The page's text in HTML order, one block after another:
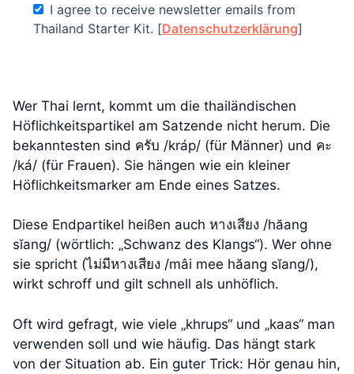
I agree to receive newsletter emails from
Thailand Starter Kit. [Datenschutzerklärung]
Wer Thai lernt, kommt um die thailändischen
Höflichkeitspartikel am Satzende nicht herum. Die
bekanntesten sind ครับ /kráp/ (für Männer) und คะ
/ká/ (für Frauen). Sie hängen wie ein kleiner
Höflichkeitsmarker am Ende eines Satzes.
Diese Endpartikel heißen auch หางเสียง /hăang
sĭang/ (wörtlich: „Schwanz des Klangs“). Wer ohne
sie spricht (ไม่มีหางเสียง /mâi mee hăang sĭang/),
wirkt schroff und gilt schnell als unhöflich.
Oft wird gefragt, wie viele „khrups“ und „kaas“ man
verwenden soll und wie häufig. Das hängt stark
von der Situation ab. Ein guter Trick: Hör genau hin,